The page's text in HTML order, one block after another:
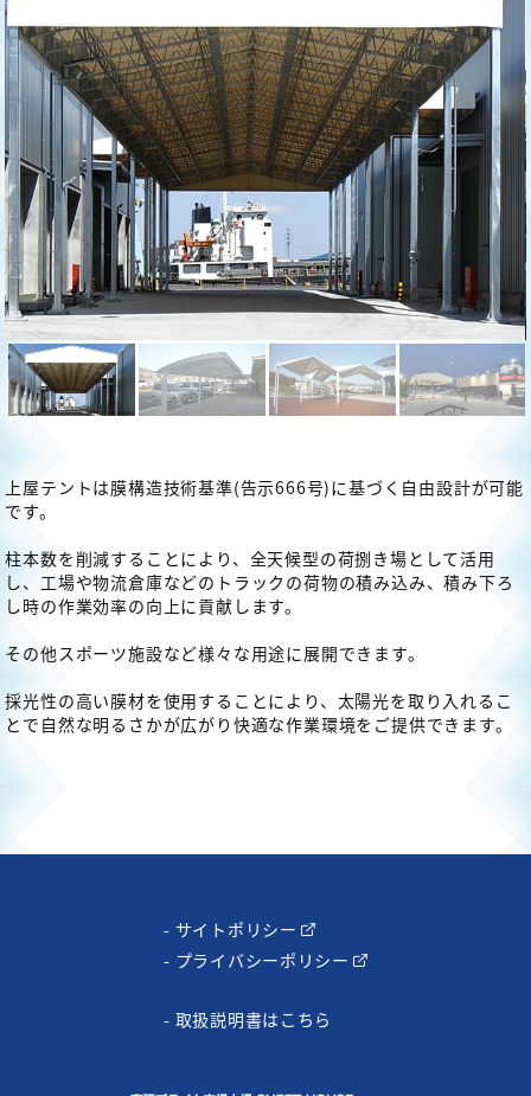
施工実績
テント倉庫（TAKシートハウス）
伸縮式テント倉庫
上屋テント
システム建築
産業用太陽光
お役立ち情報
導入の流れ
会社情報
上屋テントは膜構造技術基準(告示666号)に基づく自由設計が可能
です。
柱本数を削減することにより、全天候型の荷捌き場として活用
し、工場や物流倉庫などのトラックの荷物の積み込み、積み下ろ
し時の作業効率の向上に貢献します。
その他スポーツ施設など様々な用途に展開できます。
採光性の高い膜材を使用することにより、太陽光を取り入れるこ
とで自然な明るさかが広がり快適な作業環境をご提供できます。
- サイトポリシー
- プライバシーポリシー
- 取扱説明書はこちら